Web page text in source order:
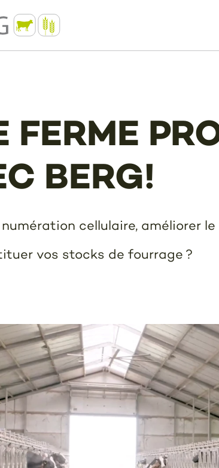
FERME
BERG!
cellulaire, améliorer le
vos stocks de fourrage ?